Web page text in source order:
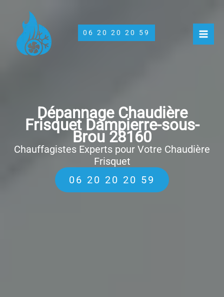
contenu
06 20 20 20 59
Dépannage Chaudière
Frisquet Dampierre-sous-
Brou 28160
Chauffagistes Experts pour Votre Chaudière
Frisquet
06 20 20 20 59